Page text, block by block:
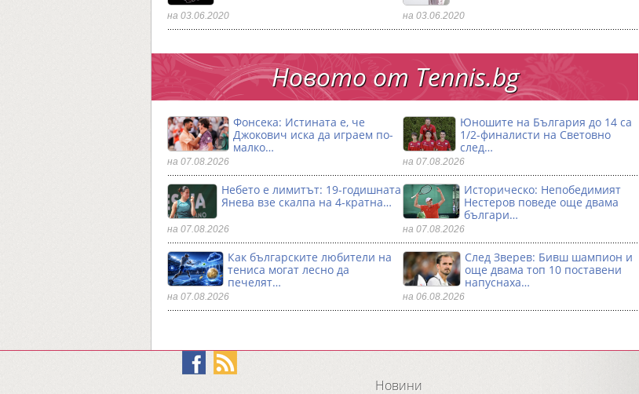
на 03.06.2020 на 03.06.2020
Новото от Тennis.bg
Фонсека: Истината е, че
Джокович иска да играем по-
малко…
на 07.08.2026
Юношите на България до 14 са
1/2-финалисти на Световно
след…
на 07.08.2026
Небето е лимитът: 19-годишната
Янева взe скалпа на 4-кратна…
на 07.08.2026
Историческо: Непобедимият
Нестеров поведе още двама
българи…
на 07.08.2026
Как българските любители на
тениса могат лесно да
печелят…
на 07.08.2026
След Зверев: Бивш шампион и
още двама топ 10 поставени
напуснаха…
на 06.08.2026
Новини